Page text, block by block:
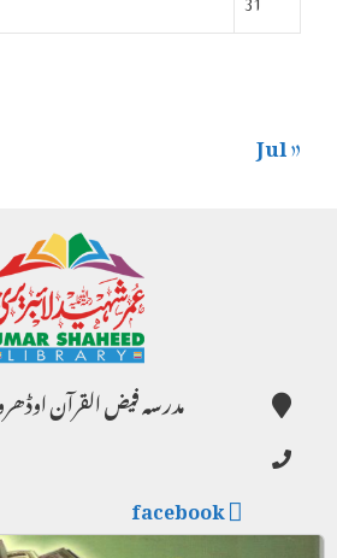
« Jul
مدرسہ فیض القرآن
facebook